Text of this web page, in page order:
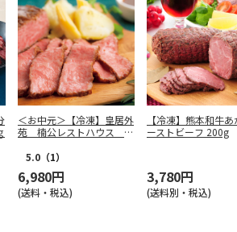
＜お中元＞【冷凍】皇居外
苑 楠公レストハウス ゐ
ローストビーフ
5.0 （1）
6,980円
(送料・税込)
【冷凍】熊本和牛
ーストビーフ 200g
3,780円
(送料別・税込)